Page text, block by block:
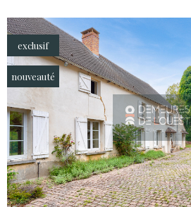
exclusif
nouveauté